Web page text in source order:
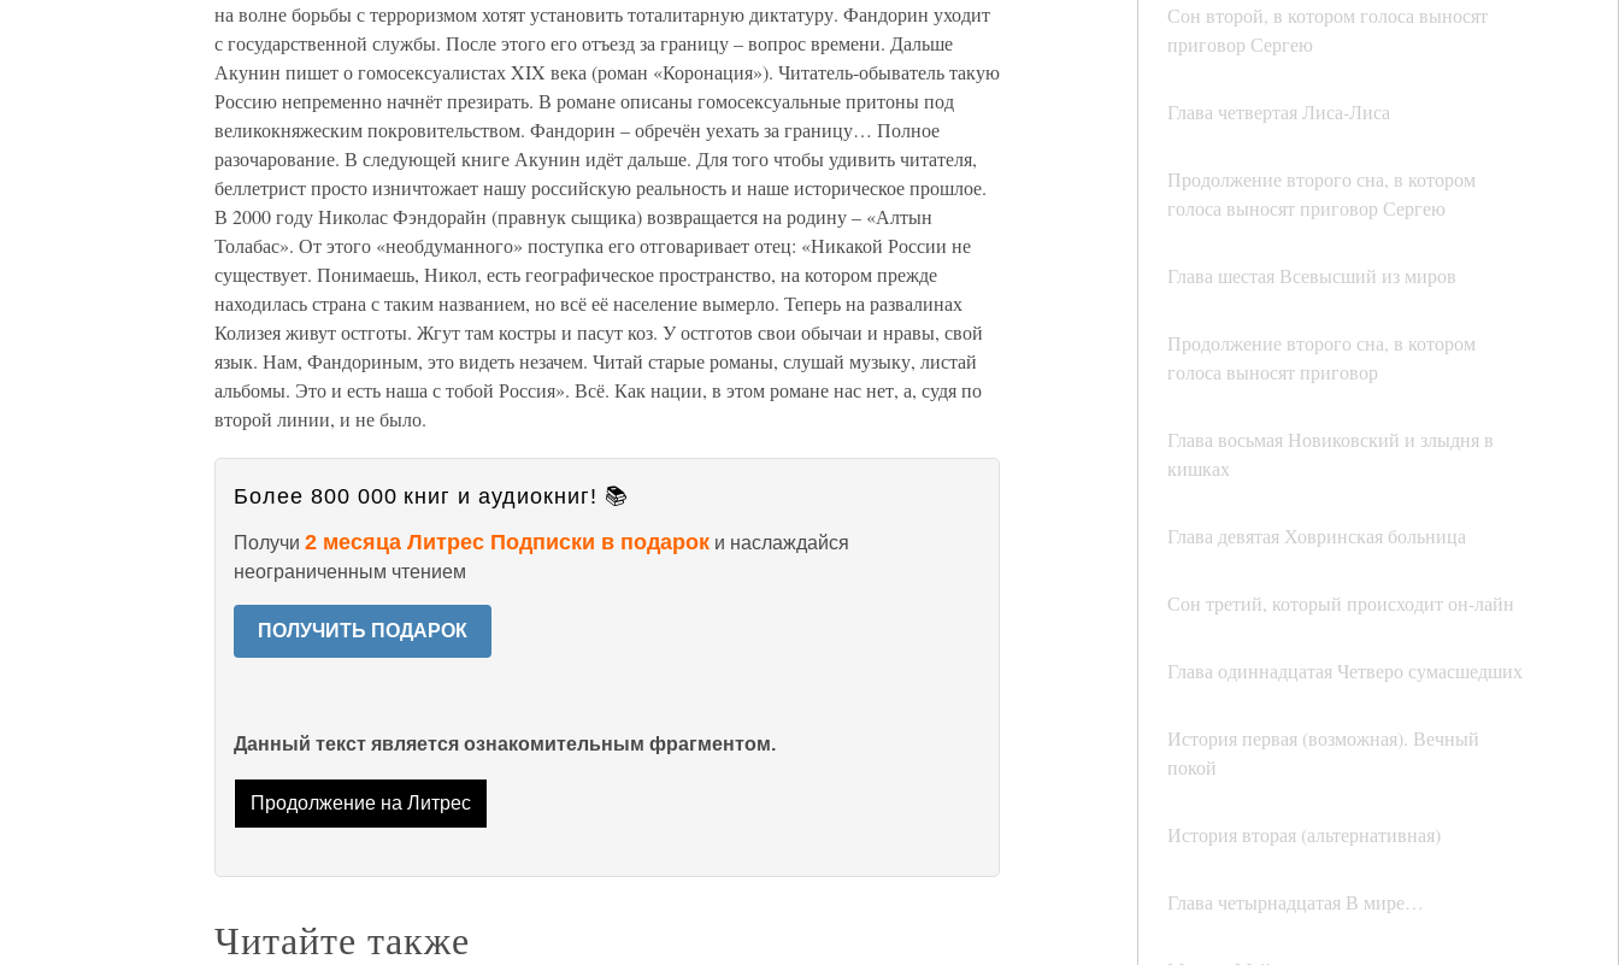
Сон второй, в котором голоса выносят
приговор Сергею
Глава четвертая Лиса-Лиса
Продолжение второго сна, в котором
голоса выносят приговор Сергею
Глава шестая Всевысший из миров
Продолжение второго сна, в котором
голоса выносят приговор
Глава восьмая Новиковский и злыдня в
кишках
Глава девятая Ховринская больница
Сон третий, который происходит он-лайн
Глава одиннадцатая Четверо сумасшедших
История первая (возможная). Вечный
покой
История вторая (альтернативная)
Глава четырнадцатая В мире…
на волне борьбы с терроризмом хотят установить тоталитарную диктатуру. Фандорин уходит
с государственной службы. После этого его отъезд за границу – вопрос времени. Дальше
Акунин пишет о гомосексуалистах XIX века (роман «Коронация»). Читатель-обыватель такую
Россию непременно начнёт презирать. В романе описаны гомосексуальные притоны под
великокняжеским покровительством. Фандорин – обречён уехать за границу… Полное
разочарование. В следующей книге Акунин идёт дальше. Для того чтобы удивить читателя,
беллетрист просто изничтожает нашу российскую реальность и наше историческое прошлое.
В 2000 году Николас Фэндорайн (правнук сыщика) возвращается на родину – «Алтын
Толабас». От этого «необдуманного» поступка его отговаривает отец: «Никакой России не
существует. Понимаешь, Никол, есть географическое пространство, на котором прежде
находилась страна с таким названием, но всё её население вымерло. Теперь на развалинах
Колизея живут остготы. Жгут там костры и пасут коз. У остготов свои обычаи и нравы, свой
язык. Нам, Фандориным, это видеть незачем. Читай старые романы, слушай музыку, листай
альбомы. Это и есть наша с тобой Россия». Всё. Как нации, в этом романе нас нет, а, судя по
второй линии, и не было.
Более 800 000 книг и аудиокниг! 📚
Получи 2 месяца Литрес Подписки в подарок и наслаждайся
неограниченным чтением
ПОЛУЧИТЬ ПОДАРОК
Данный текст является ознакомительным фрагментом.
Продолжение на Литрес
Читайте также